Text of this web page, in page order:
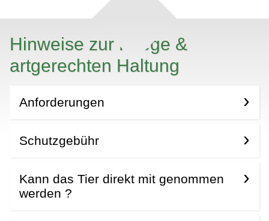
Hinweise zur Pflege &
artgerechten Haltung
Anforderungen
Schutzgebühr
Kann das Tier direkt mit genommen
werden ?